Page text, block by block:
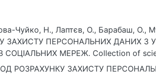
Чуйко, Н., Лаптєв, О., Барабаш, О.,
ЗАХИСТУ ПЕРСОНАЛЬНИХ ДАНИХ З
СОЦІАЛЬНИХ МЕРЕЖ. Collection оf
Shevchenko National University of Kyiv,
РОЗРАХУНКУ ЗАХИСТУ